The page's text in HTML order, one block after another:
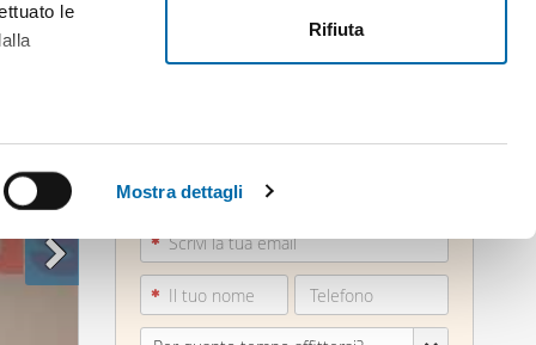
le
sezione
cookie.
Mostra dettagli
Rifiuta
026083...